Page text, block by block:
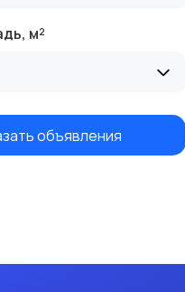
м²
объявления